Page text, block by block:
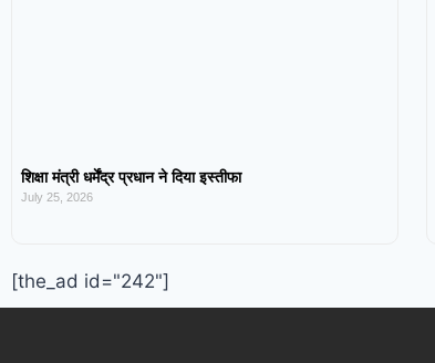
शिक्षा मंत्री धर्मेंद्र प्रधान ने दिया इस्तीफा
July 25, 2026
[the_ad id="242"]